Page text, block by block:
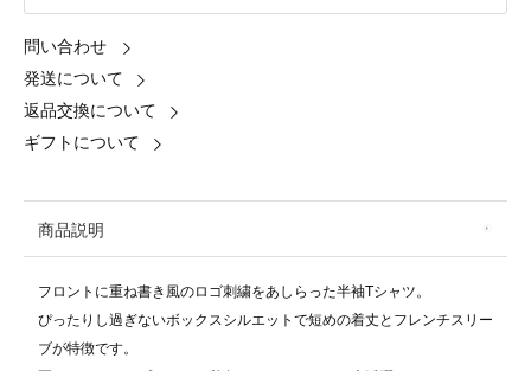
問い合わせ
発送について
返品交換について
ギフトについて
商品説明
フロントに重ね書き風のロゴ刺繍をあしらった半袖Tシャツ。
ぴったりし過ぎないボックスシルエットで短めの着丈とフレンチスリー
ブが特徴です。